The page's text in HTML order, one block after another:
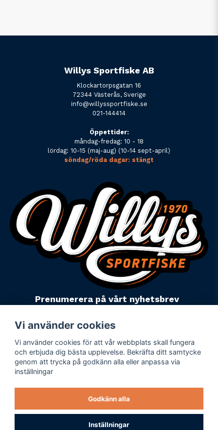
Willys Sportfiske AB
Klockartorpsgatan 16
72344 Västerås, Sverige
info@willyssportfiske.se
021-144414
Öppettider:
måndag-fredag: 10 - 18
lördag: 10-15 (maj-aug) (10-14 sept-april)
söndag/röda dagar: stängt
Prenumerera på vårt nyhetsbrev
Powered by Nyehandel AB
Företagsuppgifter
Personuppgiftspolicy
Varumärken
Vi använder cookies
Vi använder cookies för att vår webbplats skall fungera
och erbjuda dig bästa upplevelse. Bekräfta ditt samtycke
genom att trycka på godkänn alla eller anpassa via
inställningar
Godkänn alla
Inställningar